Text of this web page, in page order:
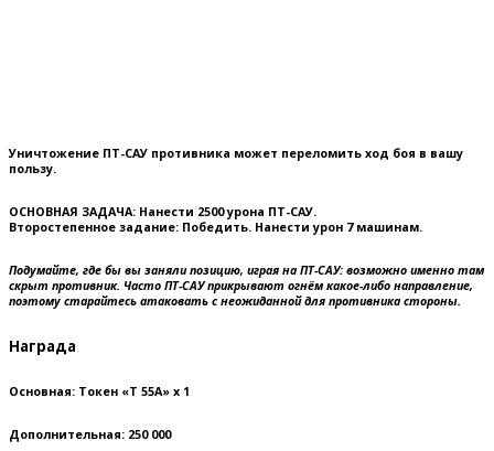
Уничтожение ПТ-САУ противника может переломить ход боя в вашу
пользу.
ОСНОВНАЯ ЗАДАЧА: Нанести 2500 урона ПТ-САУ.
Второстепенное задание: Победить. Нанести урон 7 машинам.
Подумайте, где бы вы заняли позицию, играя на ПТ-САУ: возможно именно там
скрыт противник. Часто ПТ-САУ прикрывают огнём какое-либо направление,
поэтому старайтесь атаковать с неожиданной для противника стороны.
Награда
Основная: Токен «T 55A» x 1
Дополнительная: 250 000